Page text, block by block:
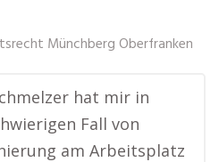
Münchberg Oberfranken
hat mir in
Fall von
am Arbeitsplatz